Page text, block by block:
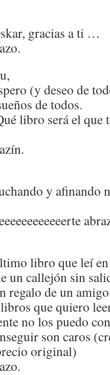
gracias a ti …
(y deseo de
de todos.
libro será el que
y afinando
libro que leí en
un callejón sin
regalo de un
que quiero
no los puedo
son caros
original)